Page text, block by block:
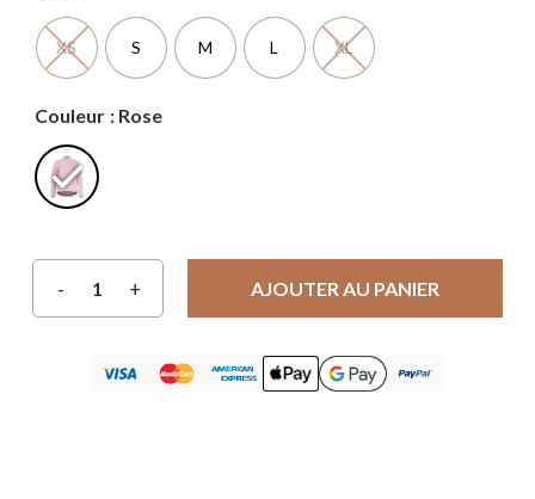
XS S M L XL
Couleur : Rose
AJOUTER AU PANIER